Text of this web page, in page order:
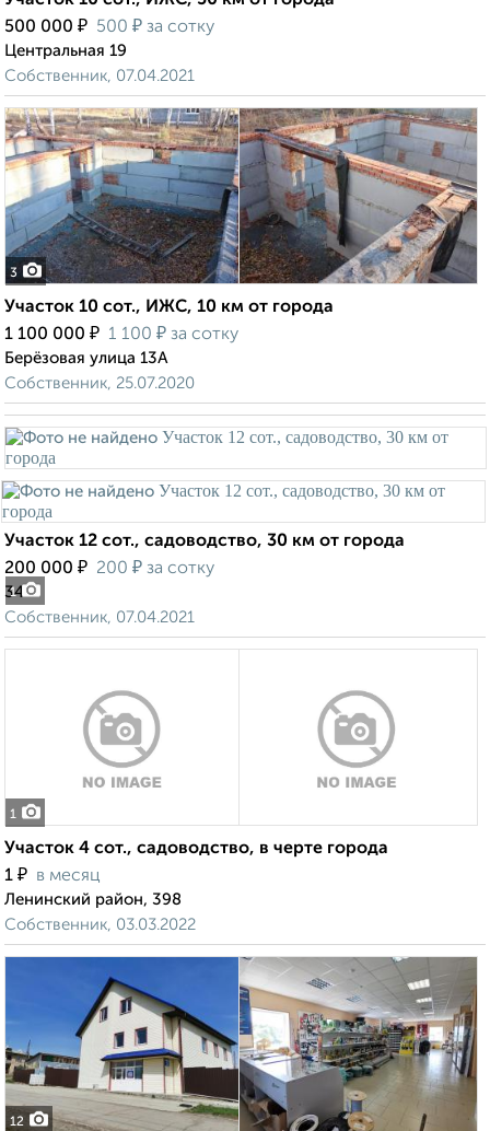
500 000 ₽ 500 ₽ за сотку
Центральная 19
Собственник, 07.04.2021
3
Участок 10 сот., ИЖС, 10 км от города
1 100 000 ₽ 1 100 ₽ за сотку
Берёзовая улица 13А
Собственник, 25.07.2020
1
Участок 12 сот., садоводство, 30 км от города
200 000 ₽ 200 ₽ за сотку
34
Собственник, 07.04.2021
1
Участок 4 сот., садоводство, в черте города
1 ₽ в месяц
Ленинский район, 398
Собственник, 03.03.2022
12